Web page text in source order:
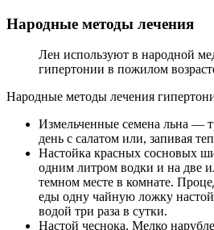
Народные методы лечения
Лен используют в народной
гипертонии в пожилом
Народные методы лечения
Измельченные семена льна —
день с салатом или, запивая
Настойка красных сосновых
одним литром водки и на две
темном месте в комнате.
еды одну чайную ложку
водой три раза в сутки.
Настой чеснока. Мелко